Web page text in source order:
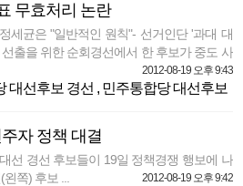
무효처리 논란
세균은 "일반적인 원칙"- 선거인단 '과대 대
출을 위한 순회경선에서 한 후보가 중도 사
2012-08-19 오후 9:43
대선후보 경선 , 민주통합당 대선후보
자 정책 대결
선 경선 후보들이 19일 정책경쟁 행보에 나
쪽) 후보 ...
2012-08-19 오후 9:42